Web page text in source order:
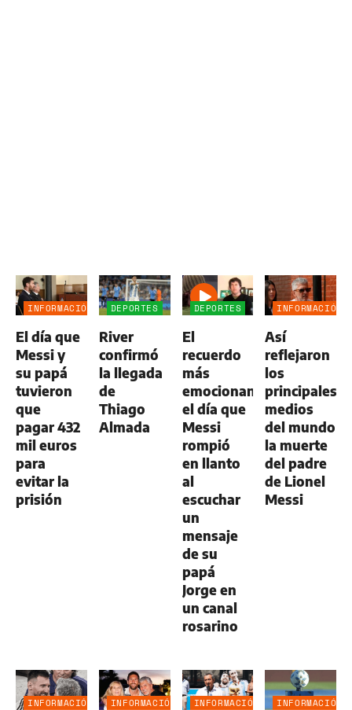
INFORMACIÓN
El día que
Messi y
su papá
tuvieron
que
pagar 432
mil euros
para
evitar la
prisión
DEPORTES
River
confirmó
la llegada
de
Thiago
Almada
DEPORTES
El
recuerdo
más
emocionante:
el día que
Messi
rompió
en llanto
al
escuchar
un
mensaje
de su
papá
Jorge en
un canal
rosarino
INFORMACIÓN
Así
reflejaron
los
principales
medios
del mundo
la muerte
del padre
de Lionel
Messi
INFORMACIÓN
INFORMACIÓN
INFORMACIÓN
INFORMACIÓN